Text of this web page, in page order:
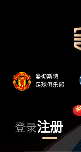
登录注册